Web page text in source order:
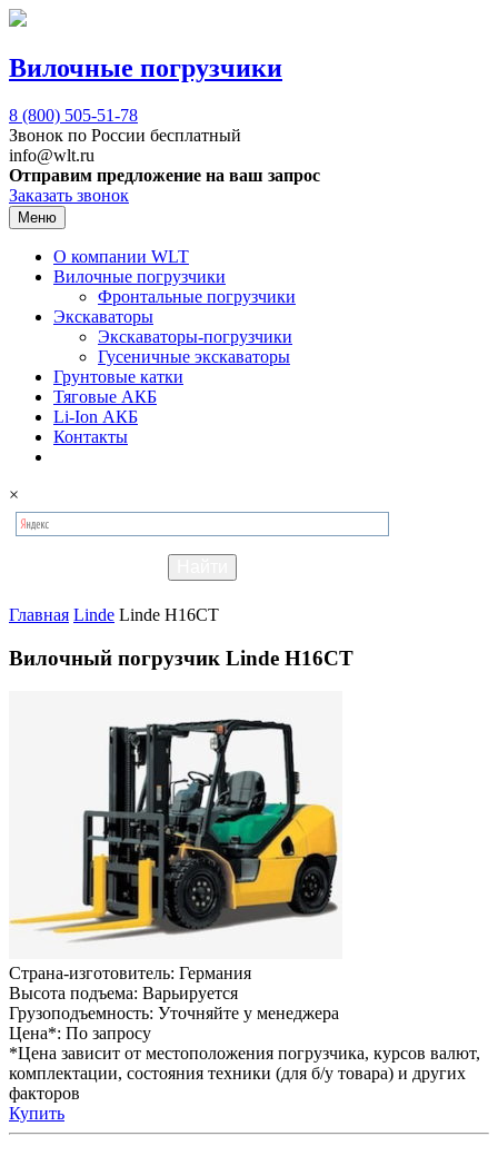
Вилочные погрузчики
8 (800) 505-51-78
Звонок по России бесплатный
info@wlt.ru
Отправим предложение на ваш запрос
Заказать звонок
Меню
О компании WLT
Вилочные погрузчики
Фронтальные погрузчики
Экскаваторы
Экскаваторы-погрузчики
Гусеничные экскаваторы
Грунтовые катки
Тяговые АКБ
Li-Ion АКБ
Контакты
×
Главная Linde Linde H16CT
Вилочный погрузчик Linde H16CT
Страна-изготовитель: Германия
Высота подъема: Варьируется
Грузоподъемность: Уточняйте у менеджера
Цена*: По запросу
*Цена зависит от местоположения погрузчика, курсов валют,
комплектации, состояния техники (для б/у товара) и других
факторов
Купить